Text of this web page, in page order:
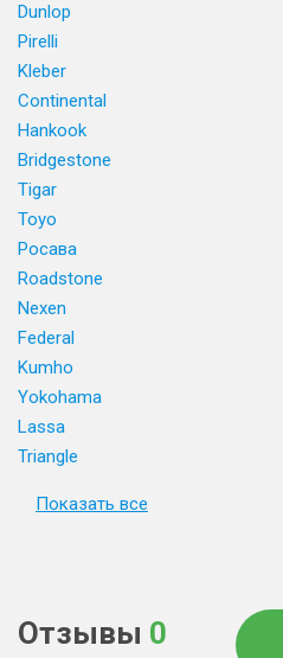
Dunlop
Pirelli
Kleber
Continental
Hankook
Bridgestone
Tigar
Toyo
Росава
Roadstone
Nexen
Federal
Kumho
Yokohama
Lassa
Triangle
Показать все
Отзывы 0